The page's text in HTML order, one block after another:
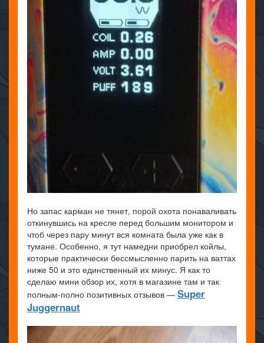
Но запас карман не тянет, порой охота понаваливать
откинувшись на кресле перед большим монитором и
чтоб через пару минут вся комната была уже как в
тумане. Особенно, я тут намедни приобрел койлы,
которые практически бессмысленно парить на ваттах
ниже 50 и это единственный их минус. Я как то
сделаю мини обзор их, хотя в магазине там и так
полным-полно позитивных отзывов — Super
Juggernaut